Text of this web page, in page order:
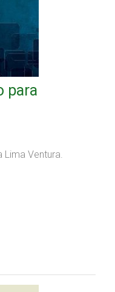
para
Lima Ventura.